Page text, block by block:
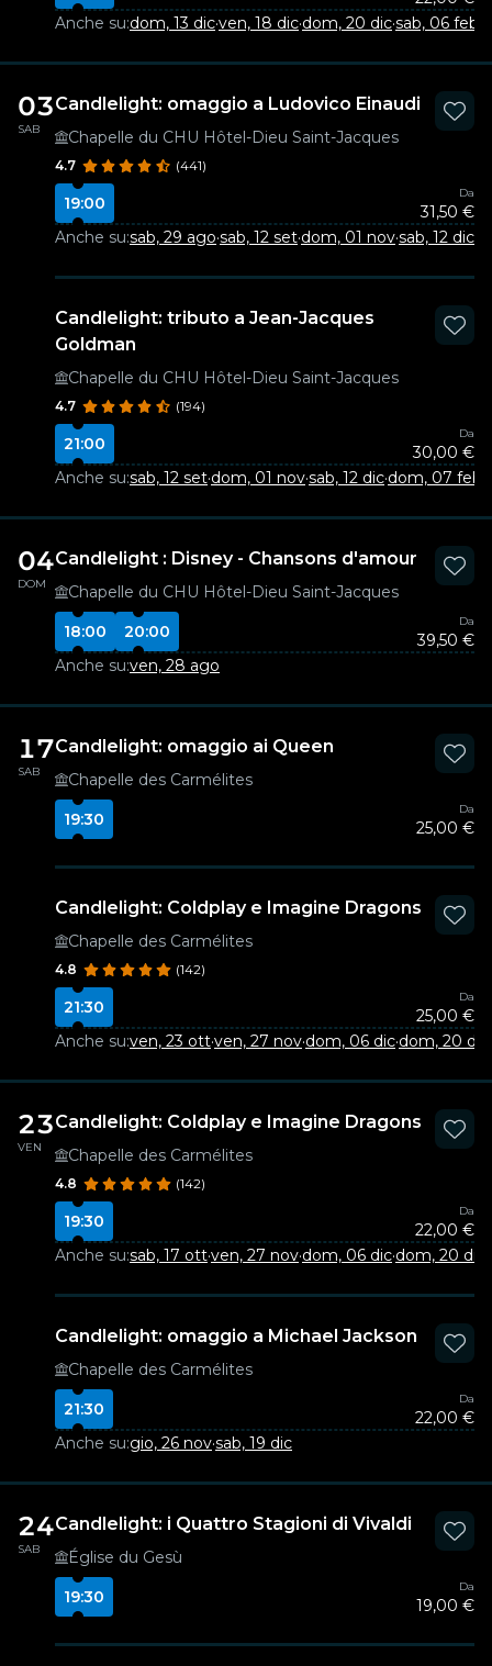
Anche su:dom, 13 dic·ven, 18 dic·dom, 20 dic·sab, 06 feb
03
SAB
Candlelight: omaggio a Ludovico Einaudi
Chapelle du CHU Hôtel-Dieu Saint-Jacques
4.7 (441)
19:00
Da
31,50 €
Anche su:sab, 29 ago·sab, 12 set·dom, 01 nov·sab, 12 dic
Candlelight: tributo a Jean-Jacques
Goldman
Chapelle du CHU Hôtel-Dieu Saint-Jacques
4.7 (194)
21:00
Da
30,00 €
Anche su:sab, 12 set·dom, 01 nov·sab, 12 dic·dom, 07 feb
04
DOM
Candlelight : Disney - Chansons d'amour
Chapelle du CHU Hôtel-Dieu Saint-Jacques
18:00
20:00
Da
39,50 €
Anche su:ven, 28 ago
17
SAB
Candlelight: omaggio ai Queen
Chapelle des Carmélites
19:30
Da
25,00 €
Candlelight: Coldplay e Imagine Dragons
Chapelle des Carmélites
4.8 (142)
21:30
Da
25,00 €
Anche su:ven, 23 ott·ven, 27 nov·dom, 06 dic·dom, 20 dic
23
VEN
Candlelight: Coldplay e Imagine Dragons
Chapelle des Carmélites
4.8 (142)
19:30
Da
22,00 €
Anche su:sab, 17 ott·ven, 27 nov·dom, 06 dic·dom, 20 dic
Candlelight: omaggio a Michael Jackson
Chapelle des Carmélites
21:30
Da
22,00 €
Anche su:gio, 26 nov·sab, 19 dic
24
SAB
Candlelight: i Quattro Stagioni di Vivaldi
Église du Gesù
19:30
Da
19,00 €